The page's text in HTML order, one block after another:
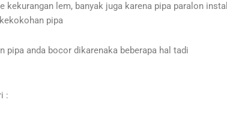
lem, banyak juga karena pipa paralon
pipa
pipa anda bocor dikarenaka beberapa hal tadi
: